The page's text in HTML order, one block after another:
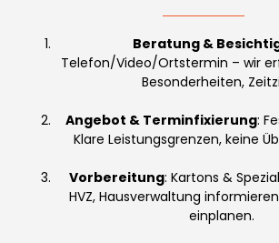
Beratung &
Telefon/Video/Ortstermin – wir
Besonderheiten,
Angebot & Terminfixierung:
Klare Leistungsgrenzen, keine
Vorbereitung: Kartons &
HVZ, Hausverwaltung
einplanen.